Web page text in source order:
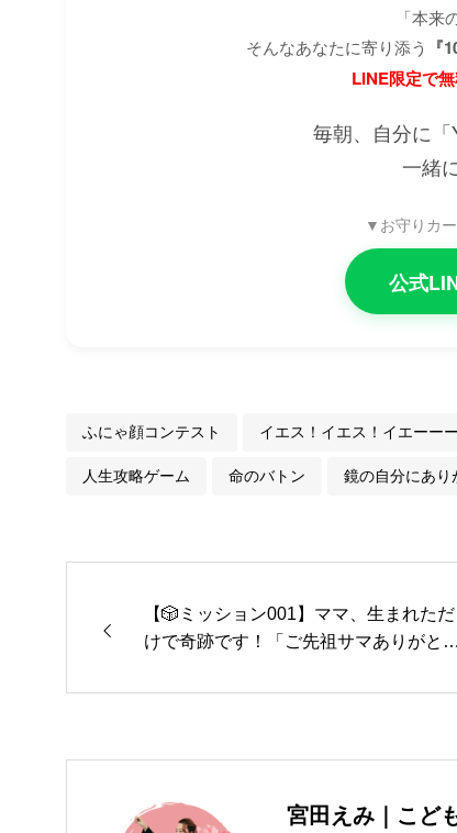
「本来
そんなあなたに寄り添う
『
LINE限定で
毎朝、自分に「
一緒
▼お守りカ
公式
ふにゃ顔コンテスト イエス！イエス！イエーー
人生攻略ゲーム 命のバトン 鏡の自分にあり
【🎲ミッション001】ママ、生まれただ
けで奇跡です！「ご先祖サマありがとう
宮田えみ｜こど